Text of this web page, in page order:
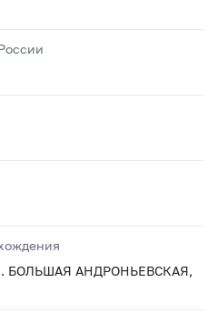
БОЛЬШАЯ АНДРОНЬЕВСКАЯ,